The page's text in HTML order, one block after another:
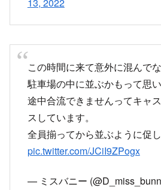
この時間に来て意外に混んで
駐車場の中に並ぶかもって思
途中合流できませんってキャ
スしています。
全員揃ってから並ぶように促し
pic.twitter.com/JCiI9ZPogx
— ミスバニー